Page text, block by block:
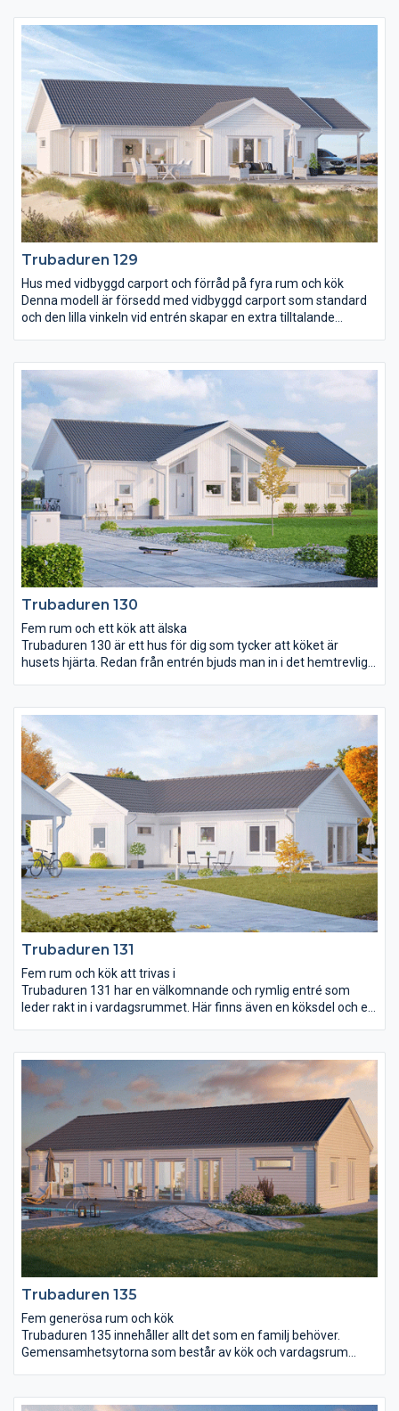
från de andra och har ett eget badrum. I andra delen av huset
finns två sovrum, ett allrum och ett wc. Vardagsrummet ligger i
anslutning till matplatsen och har utgång till trädgården på
framsidan av huset. Vardagsrummet ramas in av ett högt
snedtak och de hellånga fönstren förstärker takhöjden.
Trubaduren 129
Hus med vidbyggd carport och förråd på fyra rum och kök
Denna modell är försedd med vidbyggd carport som standard
och den lilla vinkeln vid entrén skapar en extra tilltalande
husets bakkant med föräldrarnas sovrum helt avskilt från de
mindre sovrummen. Badrummet når man enkelt och praktiskt
från alla sovrum via dess två ingångar. Ett litet wc med plats för
dusch har vi placerat vid entrén.
Trubaduren 130
Fem rum och ett kök att älska
Trubaduren 130 är ett hus för dig som tycker att köket är
husets hjärta. Redan från entrén bjuds man in i det hemtrevliga
läggs vid dukningen. Både köket och vardagsrummet är öppet
ända upp till ryggåstakets nock och vardagsrummet breder ut
sig över 34 m². Från såväl vardagsrummet som det stora
sovrummet kan ni vandra direkt ut i trädgården. Trubaduren
130 har också en avskild avdelning utmärkt för barnen och
ungdomarna att styra och ställa över.
Trubaduren 131
Fem rum och kök att trivas i
Trubaduren 131 har en välkomnande och rymlig entré som
leder rakt in i vardagsrummet. Här finns även en köksdel och en
olika syften och två dörrar leder ut till trädgård och terrass.
Huset har även gott om plats för familjeliv och avkoppling.
Allrummet binder på ett smidigt sätt ihop de tre sovrummen,
badrummet, wc, klädkammaren och rummet för klädvård.
Trubaduren 135
Fem generösa rum och kök
Trubaduren 135 innehåller allt det som en familj behöver.
Gemensamhetsytorna som består av kök och vardagsrum
lätt ut på uteplatsen där härliga sommarkvällar väntar. Det